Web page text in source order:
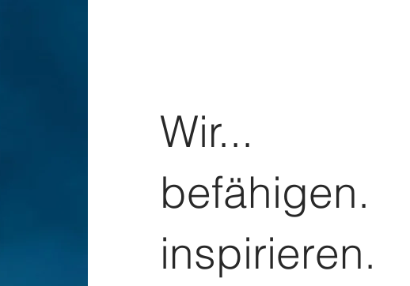
Wir...
befähigen.
inspirieren.